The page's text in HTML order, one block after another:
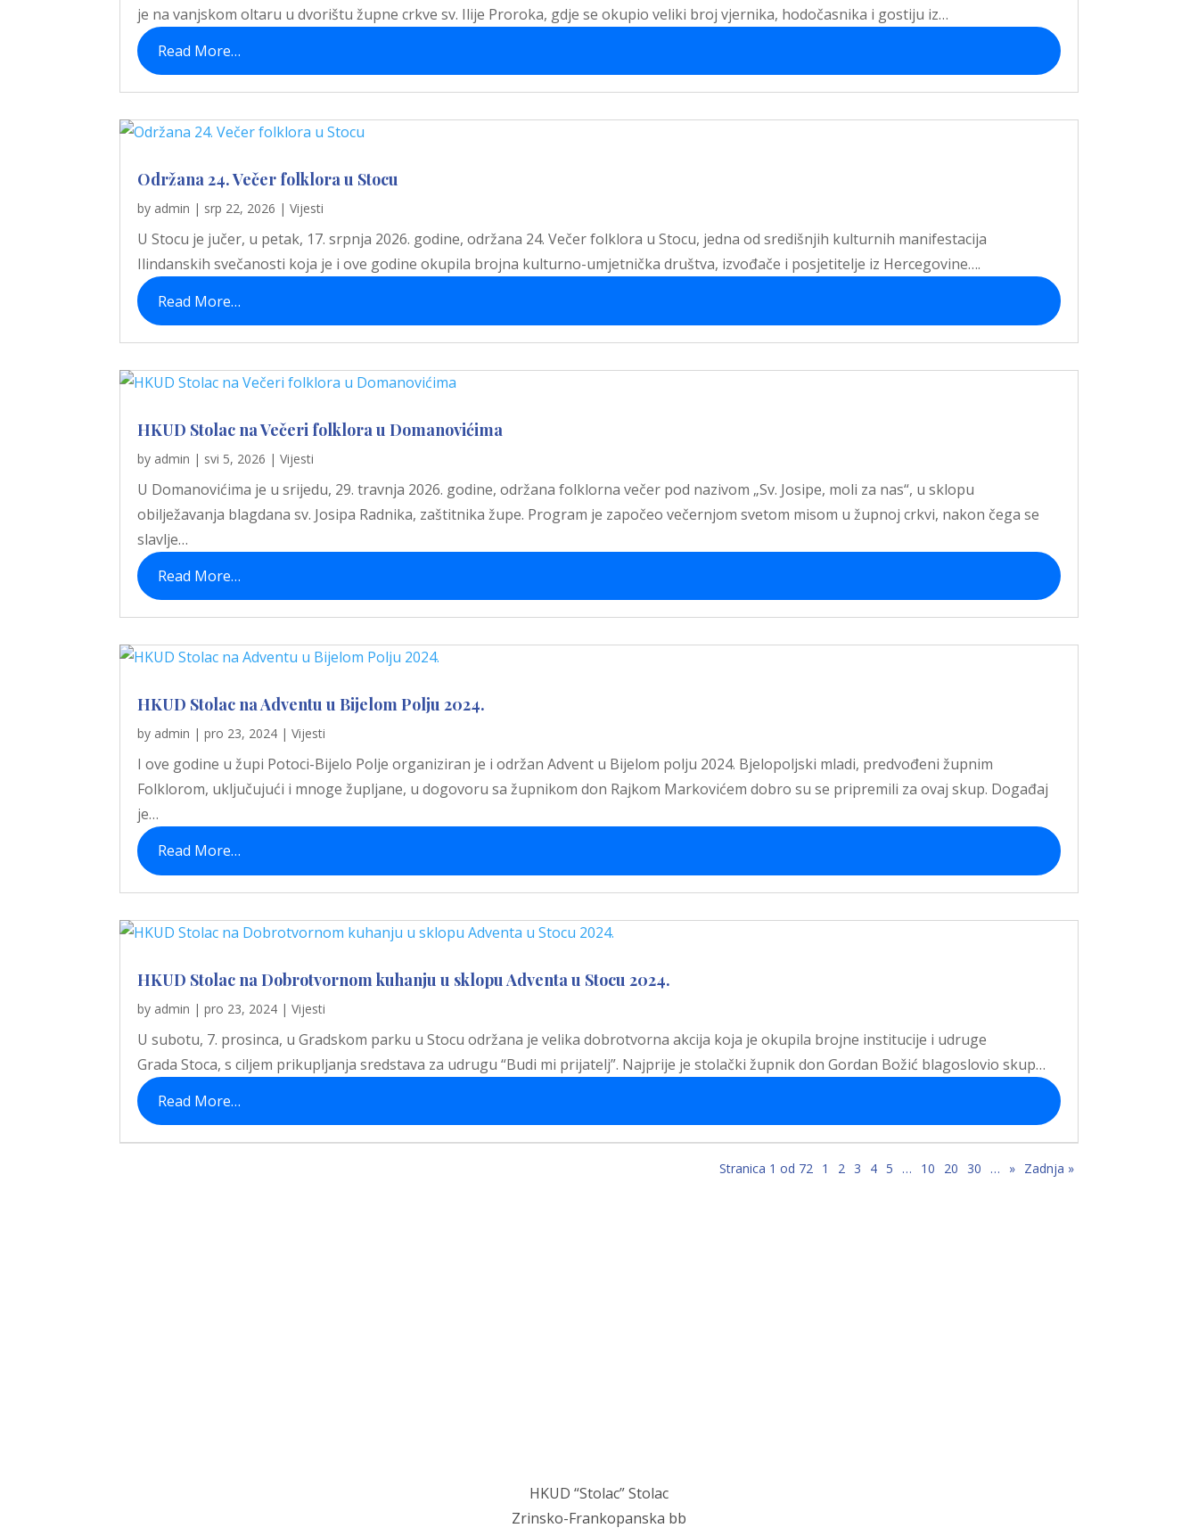
je na vanjskom oltaru u dvorištu župne crkve sv. Ilije Proroka, gdje se okupio veliki broj vjernika, hodočasnika i gostiju iz…
Read More…
Održana 24. Večer folklora u Stocu
by admin | srp 22, 2026 |Vijesti
U Stocu je jučer, u petak, 17. srpnja 2026. godine, održana 24. Večer folklora u Stocu, jedna od središnjih kulturnih manifestacija
Ilindanskih svečanosti koja je i ove godine okupila brojna kulturno-umjetnička društva, izvođače i posjetitelje iz Hercegovine….
Read More…
HKUD Stolac na Večeri folklora u Domanovićima
by admin | svi 5, 2026 |Vijesti
U Domanovićima je u srijedu, 29. travnja 2026. godine, održana folklorna večer pod nazivom „Sv. Josipe, moli za nas“, u sklopu
obilježavanja blagdana sv. Josipa Radnika, zaštitnika župe. Program je započeo večernjom svetom misom u župnoj crkvi, nakon čega se
slavlje…
Read More…
HKUD Stolac na Adventu u Bijelom Polju 2024.
by admin |pro 23, 2024 |Vijesti
I ove godine u župi Potoci-Bijelo Polje organiziran je i održan Advent u Bijelom polju 2024. Bjelopoljski mladi, predvođeni župnim
Folklorom, uključujući i mnoge župljane, u dogovoru sa župnikom don Rajkom Markovićem dobro su se pripremili za ovaj skup. Događaj
je…
Read More…
HKUD Stolac na Dobrotvornom kuhanju u sklopu Adventa u Stocu 2024.
by admin |pro 23, 2024 |Vijesti
U subotu, 7. prosinca, u Gradskom parku u Stocu održana je velika dobrotvorna akcija koja je okupila brojne institucije i udruge
Grada Stoca, s ciljem prikupljanja sredstava za udrugu “Budi mi prijatelj”. Najprije je stolački župnik don Gordan Božić blagoslovio skup…
Read More…
Stranica 1 od 72 1 2 3 4 5 … 10 20 30 … » Zadnja »
HKUD “Stolac” Stolac
Zrinsko-Frankopanska bb